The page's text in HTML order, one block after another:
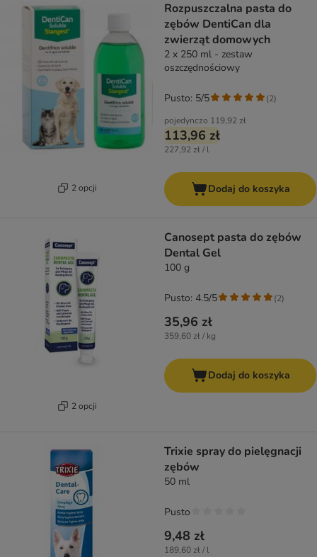
2 opcji
Rozpuszczalna pasta do
zębów DentiCan dla
zwierząt domowych
2 x 250 ml - zestaw
oszczędnościowy
pojedynczo 119,92 zł
113,96 zł
227,92 zł / l
Pusto: 5/5 (2)
Dodaj do koszyka
2 opcji
Canosept pasta do zębów
Dental Gel
100 g
35,96 zł
359,60 zł / kg
Pusto: 4.5/5 (2)
Dodaj do koszyka
Trixie spray do pielęgnacji
zębów
50 ml
9,48 zł
189,60 zł / l
Pusto